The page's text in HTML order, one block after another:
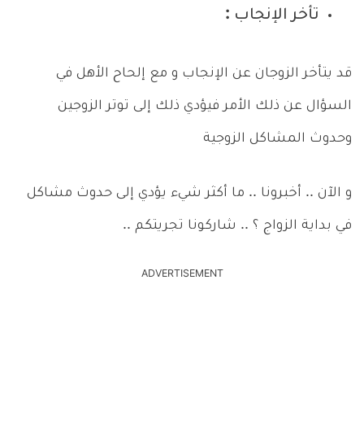
تأخر الإنجاب :
قد يتأخر الزوجان عن الإنجاب و مع إلحاح الأهل في
السؤال عن ذلك الأمر فيؤدي ذلك إلى توتر الزوجين
وحدوث المشاكل الزوجية
و الآن .. أخبرونا .. ما أكثر شيء يؤدي إلى حدوث مشاكل
في بداية الزواج ؟ .. شاركونا تجريتكم ..
ADVERTISEMENT